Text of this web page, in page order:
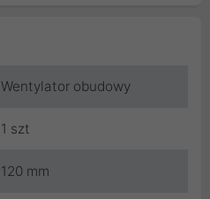
Wentylator obudowy
1 szt
120 mm